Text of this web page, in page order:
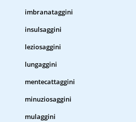
imbranataggini
insulsaggini
leziosaggini
lungaggini
mentecattaggini
minuziosaggini
mulaggini